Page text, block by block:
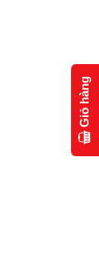
Giỏ hàng